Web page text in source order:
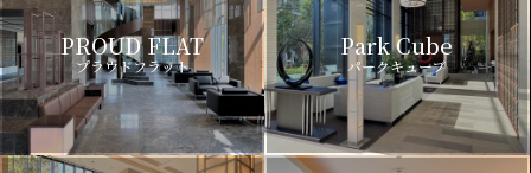
PROUD FLAT
プラウドフラット
Park Cube
パークキューブ